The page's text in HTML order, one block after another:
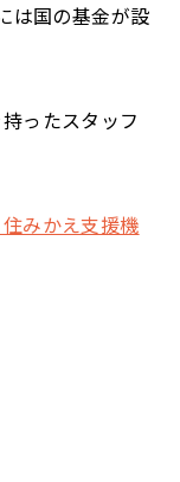
は国の基金が設
ったスタッフ
みかえ支援機